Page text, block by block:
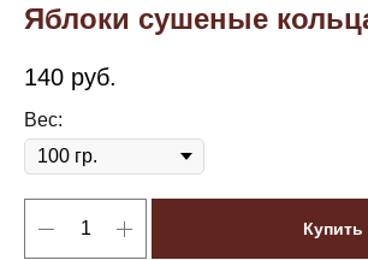
Яблоки сушеные
140 руб.
Вес:
Купить